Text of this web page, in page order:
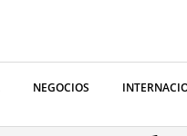
NEGOCIOS